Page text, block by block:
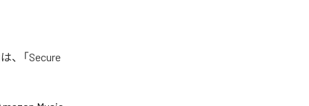
、「Secure